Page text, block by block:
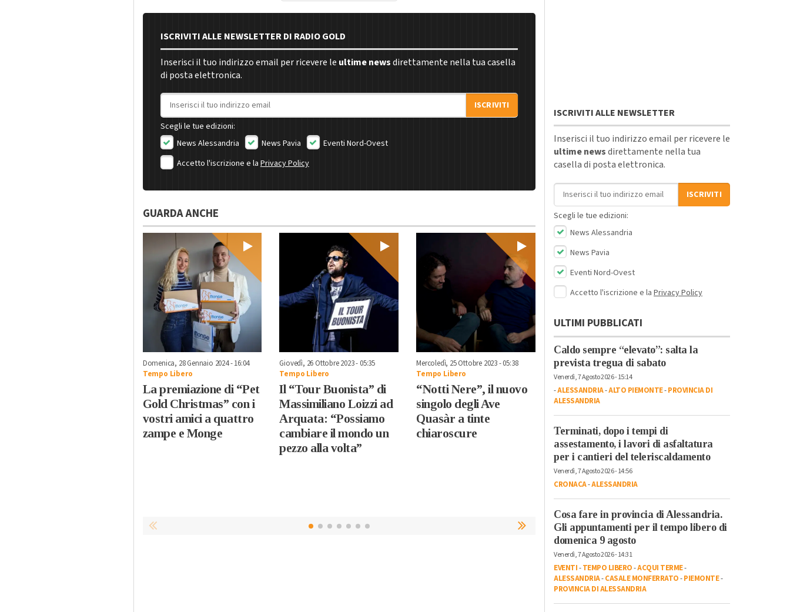
ISCRIVITI ALLE NEWSLETTER DI RADIO GOLD
Inserisci il tuo indirizzo email per ricevere le ultime newsdirettamente nella tua casella
di posta elettronica.
Indirizzo email
ISCRIVITI
Scegli le tue edizioni:
News Alessandria
News Pavia
Eventi Nord-Ovest
Accetto l'iscrizione e laPrivacy Policy
GUARDA ANCHE
Domenica, 28 Gennaio 2024 - 16:04
Tempo Libero
La premiazione di “Pet
Gold Christmas” con i
vostri amici a quattro
zampe e Monge
Giovedì, 26 Ottobre 2023 - 05:35
Tempo Libero
Il “Tour Buonista” di
Massimiliano Loizzi ad
Arquata: “Possiamo
cambiare il mondo un
pezzo alla volta”
Mercoledì, 25 Ottobre 2023 - 05:38
Tempo Libero
“Notti Nere”, il nuovo
singolo degli Ave
Quasàr a tinte
chiaroscure
Lunedì, 23 Ottobre 2023 - 07:37
Tempo Libero
“Cursa di caraté” a
Rivarone: all’ultima
curva vince il rione
Castello
Venerdì, 20 Ottobre 2023 - 17:58
ottobre l’arte
“Diffusissima 2023”
ISCRIVITI ALLE NEWSLETTER
Inserisci il tuo indirizzo email per ricevere le
ultime newsdirettamente nella tua
casella di posta elettronica.
Indirizzo email
ISCRIVITI
Scegli le tue edizioni:
News Alessandria
News Pavia
Eventi Nord-Ovest
Accetto l'iscrizione e la Privacy Policy
ULTIMI PUBBLICATI
Caldo sempre “elevato”: salta la
prevista tregua di sabato
Venerdì, 7 Agosto 2026 - 15:14
-ALESSANDRIA-ALTO PIEMONTE-PROVINCIA DI
ALESSANDRIA
Terminati, dopo i tempi di
assestamento, i lavori di asfaltatura
per i cantieri del teleriscaldamento
Venerdì, 7 Agosto 2026 - 14:56
CRONACA-ALESSANDRIA
Cosa fare in provincia di Alessandria.
Gli appuntamenti per il tempo libero di
domenica 9 agosto
Venerdì, 7 Agosto 2026 - 14:31
EVENTI-TEMPO LIBERO-ACQUI TERME-
ALESSANDRIA-CASALE MONFERRATO-PIEMONTE-
PROVINCIA DI ALESSANDRIA